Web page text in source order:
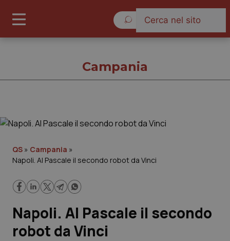
Cronache
Lavoro e Professioni
Campania
QS » Campania »
Napoli. Al Pascale il secondo robot da Vinci
Napoli. Al Pascale il secondo
robot da Vinci